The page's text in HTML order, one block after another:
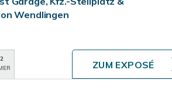
Wendlingen
ZUM EXPOSÉ